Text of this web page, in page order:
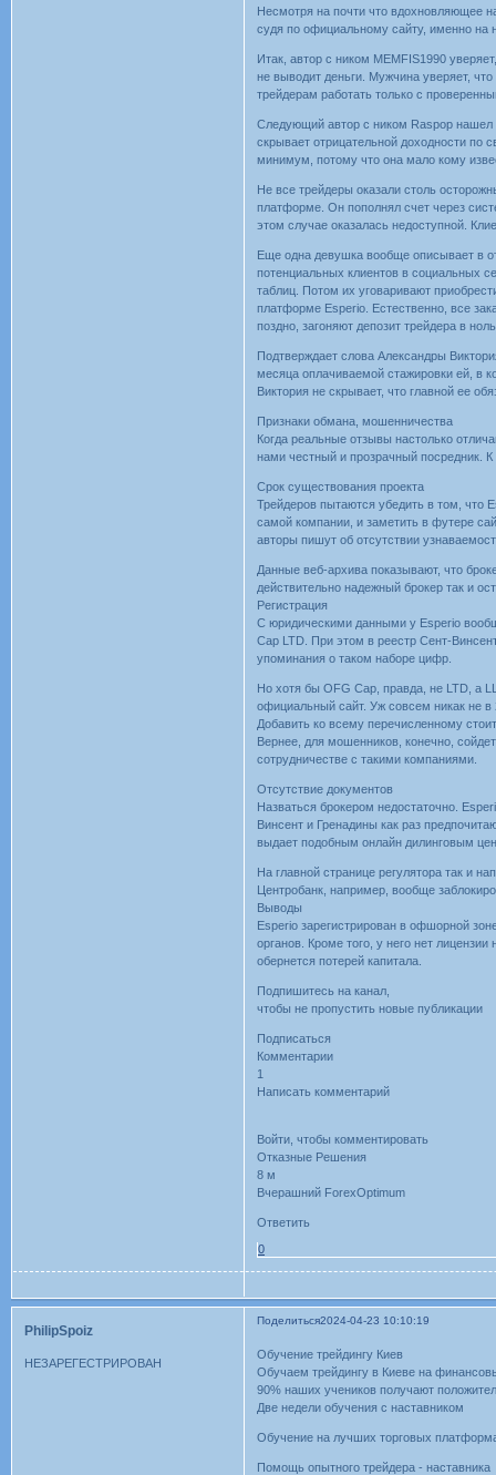
Несмотря на почти что вдохновляющее
судя по официальному сайту, именно на
Итак, автор с ником MEMFIS1990
не выводит деньги. Мужчина уверяет,
трейдерам работать только с
Следующий автор с ником Raspop нашел
скрывает отрицательной доходности по
минимум, потому что она мало кому
Не все трейдеры оказали столь
платформе. Он пополнял счет через
этом случае оказалась недоступной.
Еще одна девушка вообще описывает в
потенциальных клиентов в социальных
таблиц. Потом их уговаривают
платформе Esperio. Естественно, все
поздно, загоняют депозит трейдера в
Подтверждает слова Александры
месяца оплачиваемой стажировки ей, в
Виктория не скрывает, что главной ее
Признаки обмана, мошенничества
Когда реальные отзывы настолько
нами честный и прозрачный посредник.
Срок существования проекта
Трейдеров пытаются убедить в том, что
самой компании, и заметить в футере
авторы пишут об отсутствии
Данные веб-архива показывают, что
действительно надежный брокер так и
Регистрация
С юридическими данными у Esperio
Cap LTD. При этом в реестр Сент-
упоминания о таком наборе цифр.
Но хотя бы OFG Cap, правда, не LTD, а
официальный сайт. Уж совсем никак не
Добавить ко всему перечисленному
Вернее, для мошенников, конечно,
сотрудничестве с такими компаниями.
Отсутствие документов
Назваться брокером недостаточно.
Винсент и Гренадины как раз
выдает подобным онлайн дилинговым
На главной странице регулятора так и
Центробанк, например, вообще
Выводы
Esperio зарегистрирован в офшорной
органов. Кроме того, у него нет
обернется потерей капитала.
Подпишитесь на канал,
чтобы не пропустить новые публикации
Подписаться
Комментарии
1
Написать комментарий
Войти, чтобы комментировать
Отказные Решения
8 м
Вчерашний ForexOptimum
Ответить
0
Поделиться2024-04-23 10:10:19
PhilipSpoiz
НЕЗАРЕГЕСТРИРОВАН
Обучение трейдингу Киев
Обучаем трейдингу в Киеве на
90% наших учеников получают
Две недели обучения с наставником
Обучение на лучших торговых
Помощь опытного трейдера - наставника